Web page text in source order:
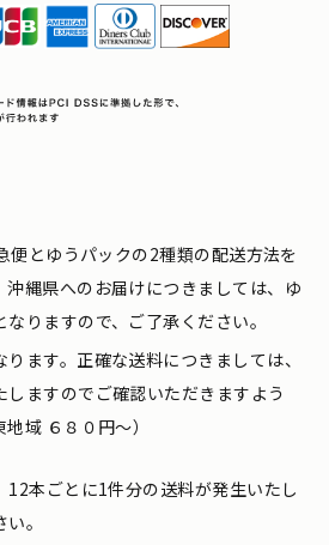
便とゆうパックの2種類の配送方法を
沖縄県へのお届けにつきましては、ゆ
りますので、ご了承ください。
ます。正確な送料につきましては、
しますのでご確認いただきますよう
域 ６８０円〜）
12本ごとに1件分の送料が発生いたし
。